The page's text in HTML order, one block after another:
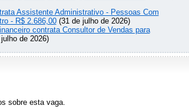
Assistente Administrativo - Pessoas Com
- R$ 2.686,00(31 de julho de 2026)
contrata Consultor de Vendas para
de 2026)
sobre esta vaga.